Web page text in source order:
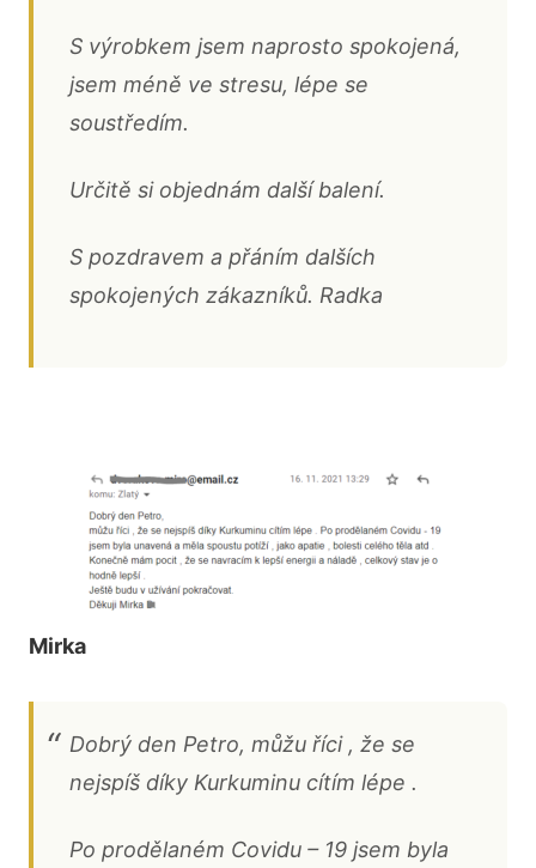
S výrobkem jsem naprosto spokojená,
jsem méně ve stresu, lépe se
soustředím.
Určitě si objednám další balení.
S pozdravem a přáním dalších
spokojených zákazníků. Radka
Mirka
Dobrý den Petro, můžu říci , že se
nejspíš díky Kurkuminu cítím lépe .
Po prodělaném Covidu – 19 jsem byla